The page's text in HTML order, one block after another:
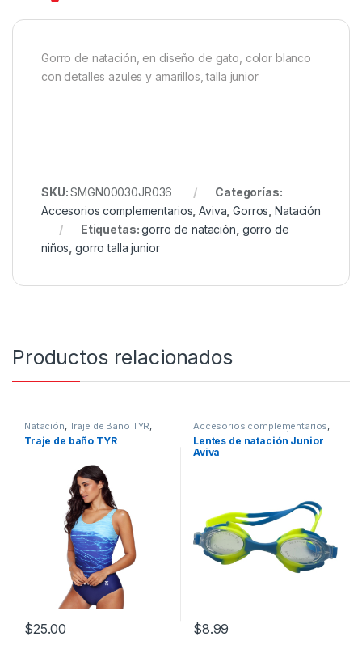
Gorro de natación, en diseño de gato, color blanco
con detalles azules y amarillos, talla junior
SKU:SMGN00030JR036
Categorías:
Accesorios complementarios ,Aviva ,Gorros ,Natación
Etiquetas:gorro de natación gorro de
niños ,gorro talla junior
Productos relacionados
Natación, Traje de Baño TYR,
Trajes de Baño
Traje de baño TYR
$25.00
Accesorios complementarios,
Aviva Lentes Natación
Lentes de natación Junior
Aviva
$8.99